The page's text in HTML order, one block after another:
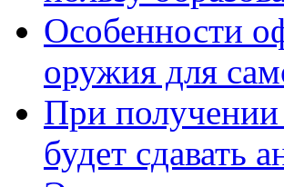
Особенности
оружия для
При
будет сдавать